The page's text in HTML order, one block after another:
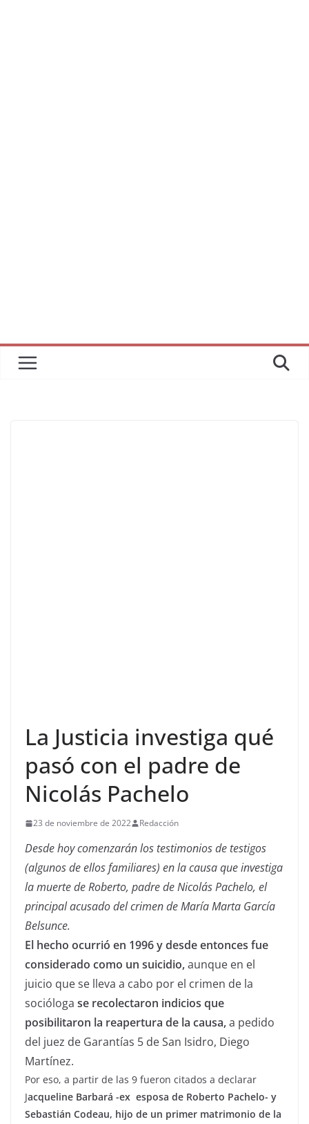
La Justicia investiga qué
pasó con el padre de
Nicolás Pachelo
23 de noviembre de 2022 Redacción
Desde hoy comenzarán los testimonios de testigos
(algunos de ellos familiares) en la causa que investiga
la muerte de Roberto, padre de Nicolás Pachelo, el
principal acusado del crimen de María Marta García
Belsunce.
El hecho ocurrió en 1996 y desde entonces fue
considerado como un suicidio,aunque en el
juicio que se lleva a cabo por el crimen de la
socióloga se recolectaron indicios que
posibilitaron la reapertura de la causa,a pedido
del juez de Garantías 5 de San Isidro, Diego
Martínez.
Por eso, a partir de las 9 fueron citados a declarar
Jacqueline Barbará -ex esposa de Roberto Pachelo- y
Sebastián Codeau, hijo de un primer matrimonio de la